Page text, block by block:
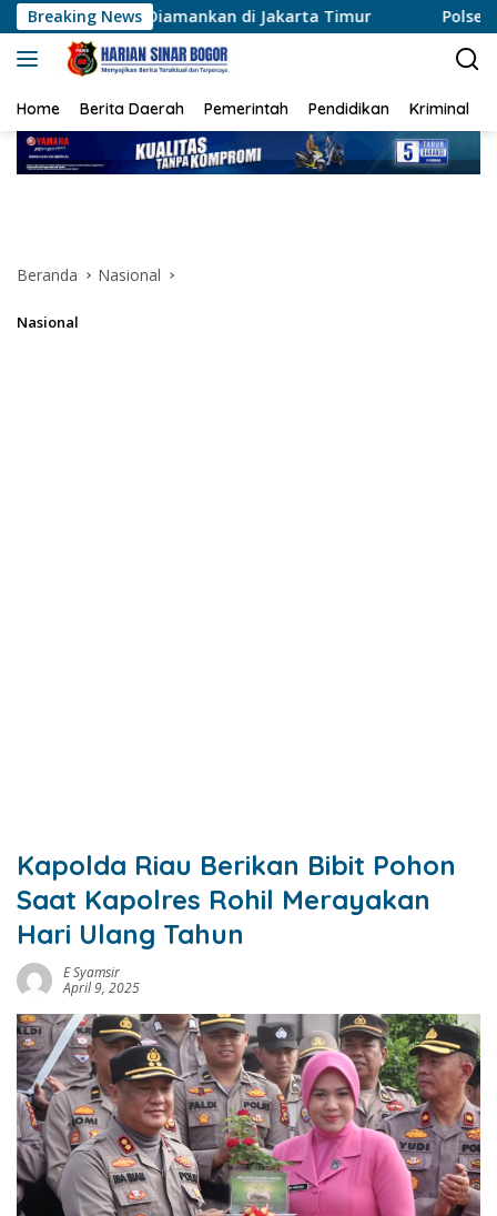
Langsung
ke
konten
Breaking Newsdi Jakarta Timur Polsek Sungai Sembilan
Home Berita Daerah Pemerintah Pendidikan Kriminal
Beranda Nasional
Nasional
Kapolda Riau Berikan Bibit Pohon
Saat Kapolres Rohil Merayakan
Hari Ulang Tahun
E Syamsir
April 9, 2025